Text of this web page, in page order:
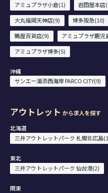
アミュプラザ小倉(1) 岩田屋本店
大丸福岡天神店(9)
博多阪急(10)
鶴屋百貨店(9)
アミュプラザ鹿児
アミュプラザ博多(5)
沖縄
サンエー浦添西海岸 PARCO CITY(9)
アウトレット から求人を探す
北海道
三井アウトレットパーク 札幌北広島
東北
三井アウトレットパーク 仙台港(2)
関東